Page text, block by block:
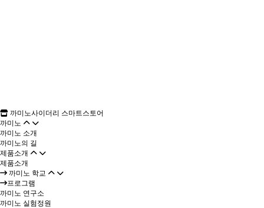
까미노사이더리 스마트스토어
까미노
까미노 소개
까미노의 길
제품소개
제품소개
까미노 학교
프로그램
까미노 연구소
까미노 실험정원